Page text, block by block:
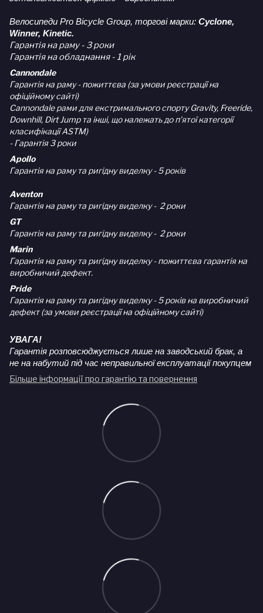
Велосипеди Pro Bicycle Group, торгові марки: Cyclone,
Winner, Kinetic.
Гарантія на раму - 3 роки
Гарантія на обладнання - 1 рік
Cannondale
Гарантія на раму - пожиттєва (за умови реєстрації на
офіційному сайті)
Cannondale рами для екстримального спорту Gravity, Freeride,
Downhill, Dirt Jump та інші, що належать до п'ятої категорії
класифікації ASTM)
- Гарантія 3 роки
Apollo
Гарантія на раму та ригідну виделку - 5 років
Aventon
Гарантія на раму та ригідну виделку - 2 роки
GT
Гарантія на раму та ригідну виделку - 2 роки
Marin
Гарантія на раму та ригідну виделку - пожиттєва гарантія на
виробничий дефект.
Pride
Гарантія на раму та ригідну виделку - 5 років на виробничий
дефект (за умови реєстрації на офіційному сайті)
УВАГА!
Гарантія розповсюджується лише на заводський брак, а
не на набутий під час неправильної експлуатації покупцем
Більше інформації про гарантію та повернення